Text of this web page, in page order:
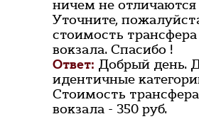
ничем не отличаются
Уточните,
стоимость
вокзала. Спасибо !
Ответ: Добрый день.
идентичные
Стоимость
вокзала - 350 руб.